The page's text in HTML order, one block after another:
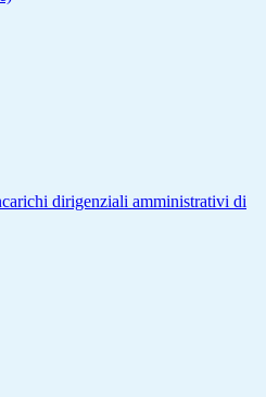
dirigenziali amministrativi di